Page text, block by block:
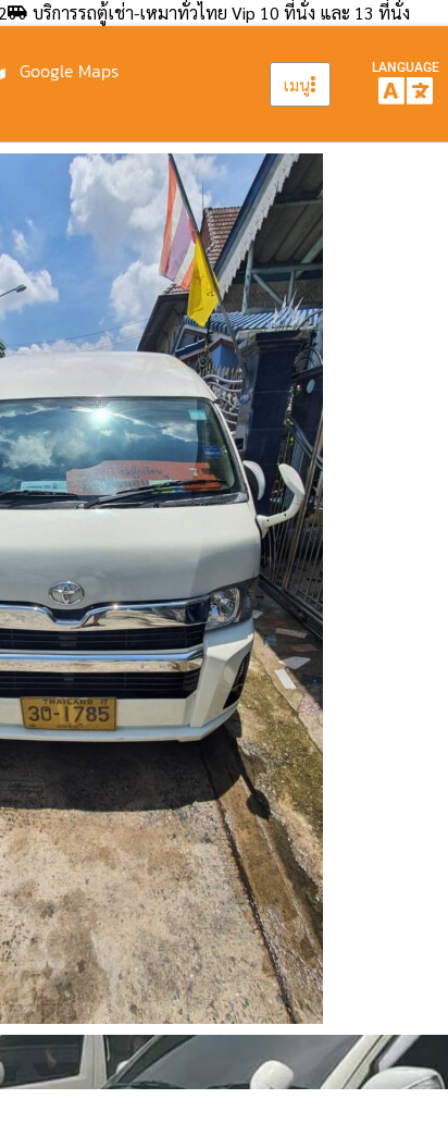
บริการรถตู้เช่า-เหมาทั่วไทย Vip 10 ที่นั่ง และ 13 ที่นั่ง
Google Maps
เมนู
LANGUAGE